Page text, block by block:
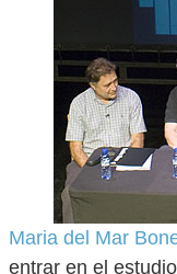
Maria del Mar
entrar en el